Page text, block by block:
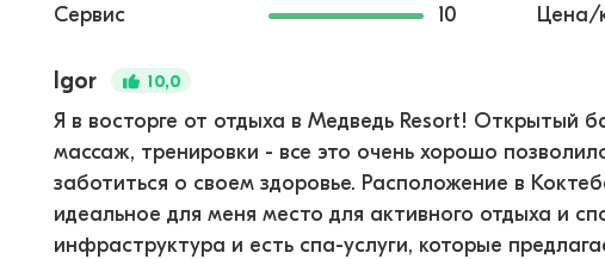
Сервис
10 Цена/
Igor 10,0
Я в восторге от отдыха в Медведь Resort! Открытый
массаж, тренировки - все это очень хорошо
заботиться о своем здоровье. Расположение в
идеальное для меня место для активного отдыха и
инфраструктура и есть спа-услуги, которые